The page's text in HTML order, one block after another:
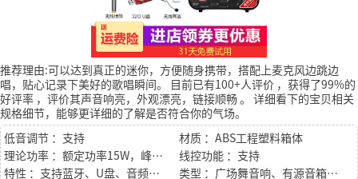
推荐理由:可以达到真正的迷你，方便随身携带，搭配上麦克风边跳边
唱，贴心记录下美好的歌唱瞬间。
目前已有100+人评价 ，获得了99%的
好评率 ，评价其声音响亮，外观漂亮，链接顺畅。 详细看下的宝贝相关
规格细节，能够更详细的了解是否符合你的气场。
低音调节 ：支持
材质 ：ABS工程塑料箱体
理论功率 ：额定功率15W，峰值功率120W
线控功能 ：支持
特性 ：支持蓝牙、U盘、音频三种输入；支持外接话筒、乐器
类型 ：广场舞音响、有源音箱、迷你音响